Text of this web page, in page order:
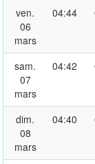
ven.
06
mars
04:44
sam.
07
mars
04:42
dim.
08
mars
04:40